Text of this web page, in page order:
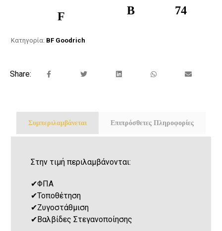
F B 74
Κατηγορία: BF Goodrich
Συμπεριλαμβάνεται Επιπρόσθετες Πληροφορίες
Στην τιμή περιλαμβάνονται:
✔ΦΠΑ
✔Τοποθέτηση
✔Ζυγοστάθμιση
✔ Βαλβίδες Στεγανοποίησης